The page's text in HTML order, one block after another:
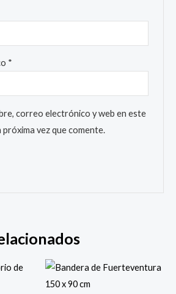
*
correo electrónico y web en este
vez que comente.